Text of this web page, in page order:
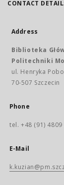
CONTACT
Address
Biblioteka
Politechniki
ul. Henryka
70-507 Szczecin
Phone
tel. +48 (91) 4809
E-Mail